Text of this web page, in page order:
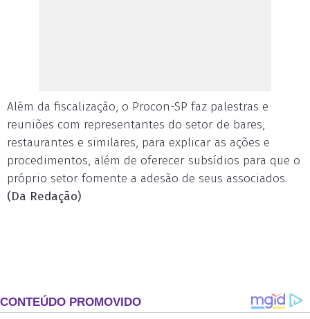
Além da fiscalização, o Procon-SP faz palestras e
reuniões com representantes do setor de bares,
restaurantes e similares, para explicar as ações e
procedimentos, além de oferecer subsídios para que o
próprio setor fomente a adesão de seus associados.
(Da Redação)